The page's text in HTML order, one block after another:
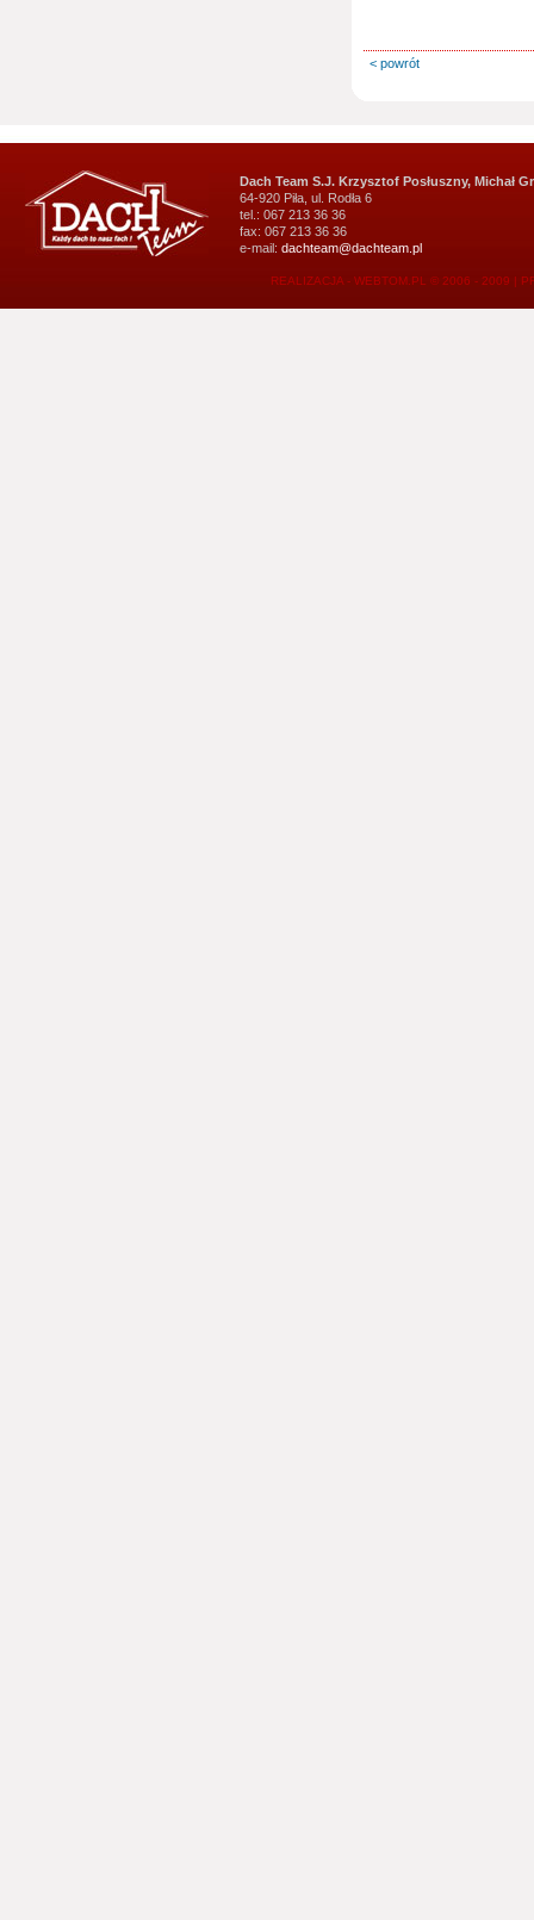
< powrót
Dach Team S.J. Krzysztof Posłuszny, Michał
64-920 Piła, ul. Rodła 6
tel.: 067 213 36 36
fax: 067 213 36 36
e-mail: dachteam@dachteam.pl
REALIZACJA - WEBTOM.PL © 2006 - 2009 |